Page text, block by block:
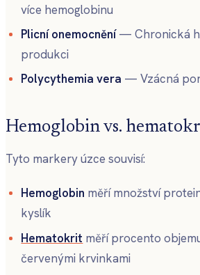
více hemoglobinu
Plicní onemocnění— Chronická
produkci
Polycythemia vera — Vzácná
Hemoglobin vs.
Tyto markery úzce souvisí:
Hemoglobin měří množství
kyslík
Hematokrit měří procento
červenými krvinkami